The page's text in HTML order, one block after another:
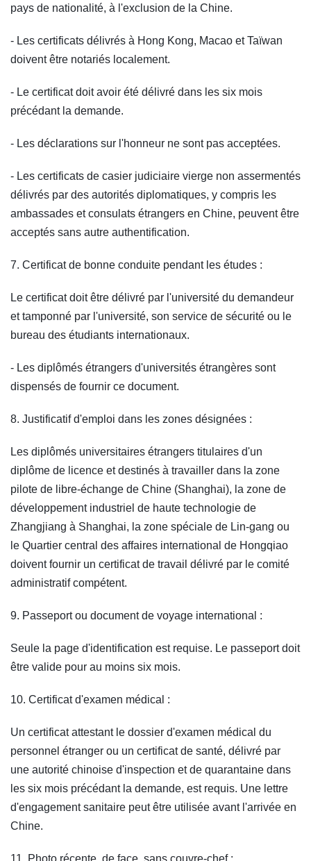
pays de nationalité, à l'exclusion de la Chine.
- Les certificats délivrés à Hong Kong, Macao et Taïwan
doivent être notariés localement.
- Le certificat doit avoir été délivré dans les six mois
précédant la demande.
- Les déclarations sur l'honneur ne sont pas acceptées.
- Les certificats de casier judiciaire vierge non assermentés
délivrés par des autorités diplomatiques, y compris les
ambassades et consulats étrangers en Chine, peuvent être
acceptés sans autre authentification.
7. Certificat de bonne conduite pendant les études :
Le certificat doit être délivré par l'université du demandeur
et tamponné par l'université, son service de sécurité ou le
bureau des étudiants internationaux.
- Les diplômés étrangers d'universités étrangères sont
dispensés de fournir ce document.
8. Justificatif d'emploi dans les zones désignées :
Les diplômés universitaires étrangers titulaires d'un
diplôme de licence et destinés à travailler dans la zone
pilote de libre-échange de Chine (Shanghai), la zone de
développement industriel de haute technologie de
Zhangjiang à Shanghai, la zone spéciale de Lin-gang ou
le Quartier central des affaires international de Hongqiao
doivent fournir un certificat de travail délivré par le comité
administratif compétent.
9. Passeport ou document de voyage international :
Seule la page d'identification est requise. Le passeport doit
être valide pour au moins six mois.
10. Certificat d'examen médical :
Un certificat attestant le dossier d'examen médical du
personnel étranger ou un certificat de santé, délivré par
une autorité chinoise d'inspection et de quarantaine dans
les six mois précédant la demande, est requis. Une lettre
d'engagement sanitaire peut être utilisée avant l'arrivée en
Chine.